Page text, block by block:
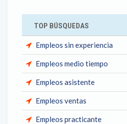
TOP BÚSQUEDAS
Empleos sin experiencia
Empleos medio tiempo
Empleos asistente
Empleos ventas
Empleos practicante